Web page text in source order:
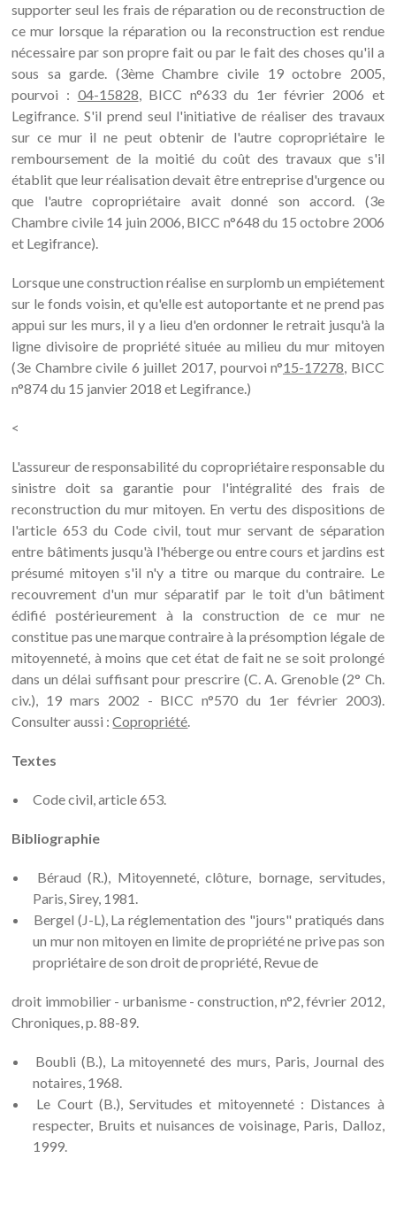
supporter seul les frais de réparation ou de reconstruction de
ce mur lorsque la réparation ou la reconstruction est rendue
nécessaire par son propre fait ou par le fait des choses qu'il a
sous sa garde. (3ème Chambre civile 19 octobre 2005,
pourvoi : 04-15828, BICC n°633 du 1er février 2006 et
Legifrance. S'il prend seul l'initiative de réaliser des travaux
sur ce mur il ne peut obtenir de l'autre copropriétaire le
remboursement de la moitié du coût des travaux que s'il
établit que leur réalisation devait être entreprise d'urgence ou
que l'autre copropriétaire avait donné son accord. (3e
Chambre civile 14 juin 2006, BICC n°648 du 15 octobre 2006
et Legifrance).
Lorsque une construction réalise en surplomb un empiétement
sur le fonds voisin, et qu'elle est autoportante et ne prend pas
appui sur les murs, il y a lieu d'en ordonner le retrait jusqu'à la
ligne divisoire de propriété située au milieu du mur mitoyen
(3e Chambre civile 6 juillet 2017, pourvoi n°15-17278, BICC
n°874 du 15 janvier 2018 et Legifrance.)
<
L'assureur de responsabilité du copropriétaire responsable du
sinistre doit sa garantie pour l'intégralité des frais de
reconstruction du mur mitoyen. En vertu des dispositions de
l'article 653 du Code civil, tout mur servant de séparation
entre bâtiments jusqu'à l'héberge ou entre cours et jardins est
présumé mitoyen s'il n'y a titre ou marque du contraire. Le
recouvrement d'un mur séparatif par le toit d'un bâtiment
édifié postérieurement à la construction de ce mur ne
constitue pas une marque contraire à la présomption légale de
mitoyenneté, à moins que cet état de fait ne se soit prolongé
dans un délai suffisant pour prescrire (C. A. Grenoble (2° Ch.
civ.), 19 mars 2002 - BICC n°570 du 1er février 2003).
Consulter aussi :Copropriété.
Textes
Code civil, article 653.
Bibliographie
Béraud (R.), Mitoyenneté, clôture, bornage, servitudes,
Paris, Sirey, 1981.
Bergel (J-L), La réglementation des "jours" pratiqués dans
un mur non mitoyen en limite de propriété ne prive pas son
propriétaire de son droit de propriété, Revue de
droit immobilier - urbanisme - construction, n°2, février 2012,
Chroniques, p. 88-89.
Boubli (B.), La mitoyenneté des murs, Paris, Journal des
notaires, 1968.
Le Court (B.), Servitudes et mitoyenneté : Distances à
respecter, Bruits et nuisances de voisinage, Paris, Dalloz,
1999.